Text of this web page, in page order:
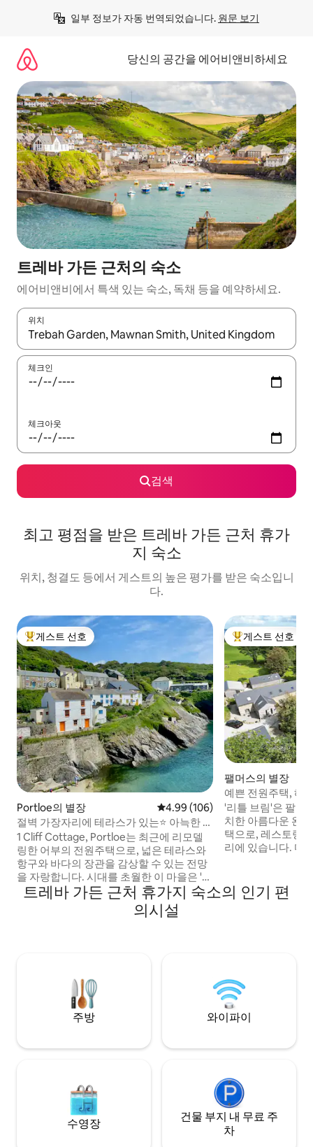
일부 정보가 자동 번역되었습니다. 원문 보기
당신의 공간을 에어비앤비하세요
트레바 가든 근처의 숙소
에어비앤비에서 특색 있는 숙소, 독채 등을 예약하세요.
위치
결과가 나오면 위·아래 화살표 키를 사용하거나 터치 또는 스와이
체크인
체크아웃
검색
최고 평점을 받은 트레바 가든 근처 휴가
지 숙소
위치, 청결도 등에서 게스트의 높은 평가를 받은 숙소입니
다.
상위 게스트 선호
게스트 선호
Portloe의 별장 평점 4.99점(5점 만점), 후기 106
4.99 (106)
절벽 가장자리에 테라스가 있는⭐️ 아늑한 침
실 2개의 전원주택
1 Cliff Cottage, Portloe는 최근에 리모델
링한 어부의 전원주택으로, 넓은 테라스와
항구와 바다의 장관을 감상할 수 있는 전망
을 자랑합니다. 시대를 초월한 이 마을은 '어
바웃 타임', '폴다크', '와일드 웨스트' 등 많은
영화와 TV 드라마의 배경이 되었습니다. 사
우스 웨스트 코스트 패스가 숙소 바로 앞에
가도록 두세요!
상위 게스트 선호
게스트 선호
팰머스의 별장
예쁜 전원주택, 해
바다 전망
'리틀 브림'은 팔머
치한 아름다운 완
택으로, 레스토랑,
리에 있습니다. 마
거리입니다. 리틀
주방, 매우 편안한
트레바 가든 근처 휴가지 숙소의 인기 편
의시설
주방 와이파이
수영장
건물 부지 내 무료 주
차